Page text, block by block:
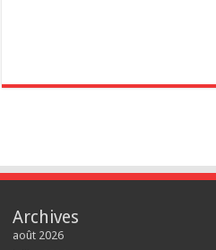
Archives
août 2026